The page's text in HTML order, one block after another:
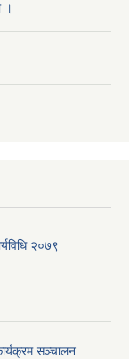
।
२०७९
सञ्चालन